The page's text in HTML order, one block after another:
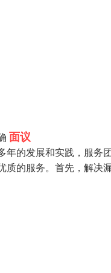
面议
的发展和实践，服务
的服务。首先，解决